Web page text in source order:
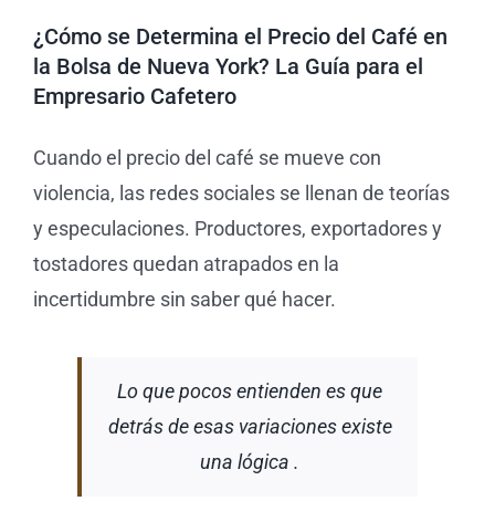
Nueva
York?
¿Cómo se Determina el Precio del Café en
la Bolsa de Nueva York? La Guía para el
Empresario Cafetero
Cuando el precio del café se mueve con
violencia, las redes sociales se llenan de teorías
y especulaciones. Productores, exportadores y
tostadores quedan atrapados en la
incertidumbre sin saber qué hacer.
Lo que pocos entienden es que
detrás de esas variaciones existe
una lógica .